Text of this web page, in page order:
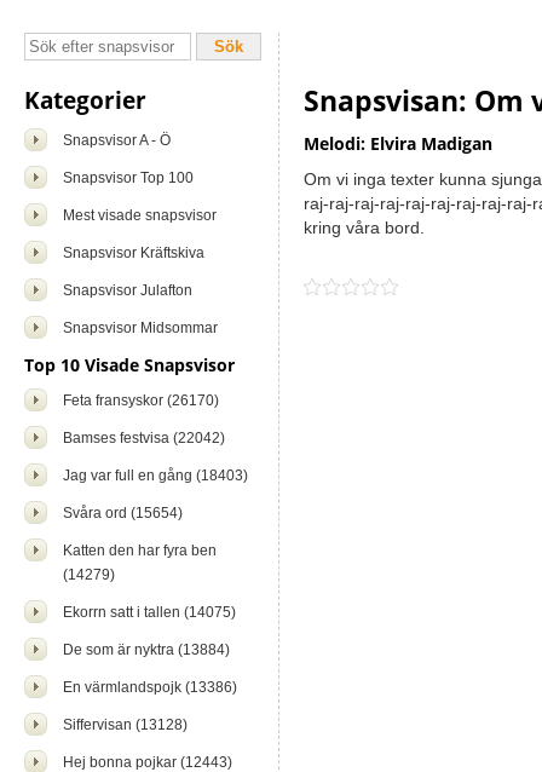
Kategorier
Snapsvisor A - Ö
Snapsvisor Top 100
Mest visade snapsvisor
Snapsvisor Kräftskiva
Snapsvisor Julafton
Snapsvisor Midsommar
Top 10 Visade Snapsvisor
Feta fransyskor (26170)
Bamses festvisa (22042)
Jag var full en gång (18403)
Svåra ord (15654)
Katten den har fyra ben
(14279)
Ekorrn satt i tallen (14075)
De som är nyktra (13884)
En värmlandspojk (13386)
Siffervisan (13128)
Hej bonna pojkar (12443)
Snapsvisan:
Melodi: Elvira Madigan
Om vi inga texter kunna
raj-raj-raj-raj-raj-raj-raj-raj-raj-
kring våra bord.